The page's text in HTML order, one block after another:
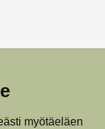
myötäeläen